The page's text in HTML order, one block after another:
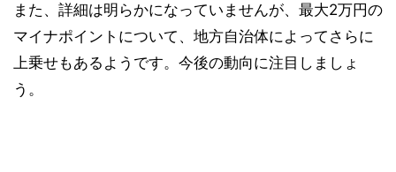
また、詳細は明らかになっていませんが、最大2万円の
マイナポイントについて、地方自治体によってさらに
上乗せもあるようです。今後の動向に注目しましょ
う。